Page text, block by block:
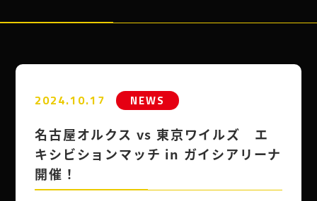
2024.10.17 NEWS
名古屋オルクス vs 東京ワイルズ エ
キシビションマッチ in ガイシアリーナ
開催！